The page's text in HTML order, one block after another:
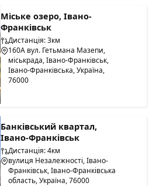
Міське озеро, Івано-
Франківськ
Дистанція: 3км
160А вул. Гетьмана Мазепи,
міськрада, Івано-Франківськ,
Івано-Франківська, Україна,
76000
Банківський квартал,
Івано-Франківськ
Дистанція: 4км
вулиця Незалежності, Івано-
Франківськ, Івано-Франківська
область, Україна, 76000